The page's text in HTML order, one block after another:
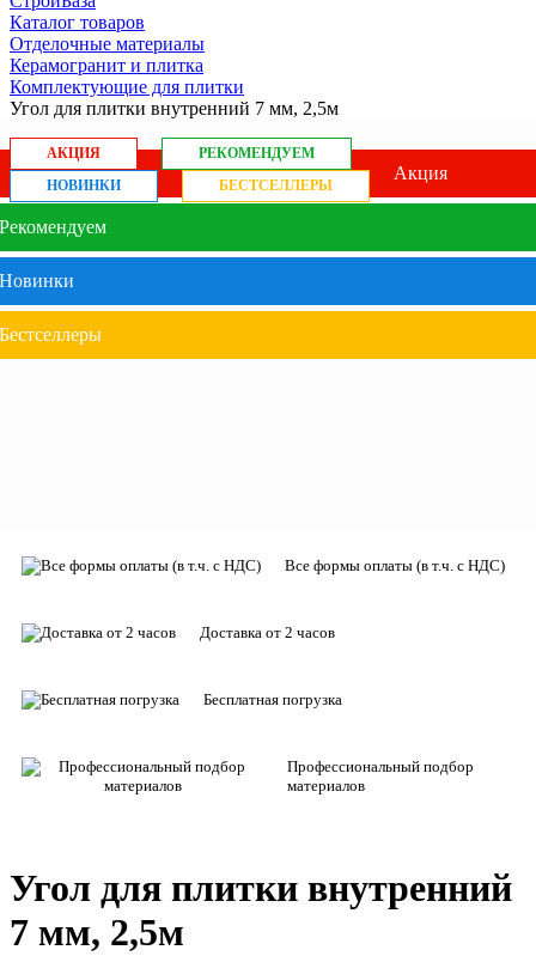
Каталог товаров
Отделочные материалы
Керамогранит и плитка
Комплектующие для плитки
Угол для плитки внутренний 7 мм, 2,5м
АКЦИЯ
РЕКОМЕНДУЕМ
НОВИНКИ
БЕСТСЕЛЛЕРЫ
Акция
Рекомендуем
Новинки
Бестселлеры
Все формы оплаты (в т.ч. с НДС)
Доставка от 2 часов
Бесплатная погрузка
Профессиональный подбор
материалов
Угол для плитки внутренний
7 мм, 2,5м